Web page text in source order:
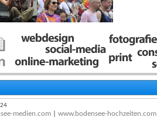
medien.com www.bodensee-hochzeiten.com